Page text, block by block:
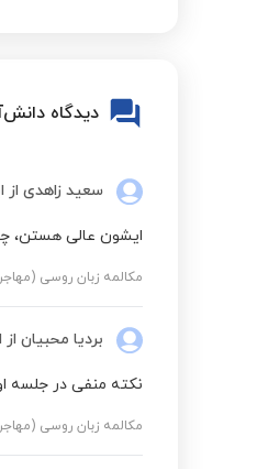
دیدگاه
سعید زاهدی از
ایشون عالی هستن،
مکالمه زبان روسی
بردیا محبیان از
نکته منفی در جلسه
مکالمه زبان روسی